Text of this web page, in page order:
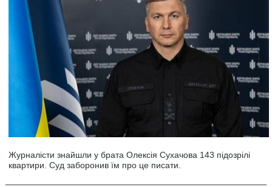
Журналісти знайшли у брата Олексія Сухачова 143 підозрілі
квартири. Суд заборонив їм про це писати.